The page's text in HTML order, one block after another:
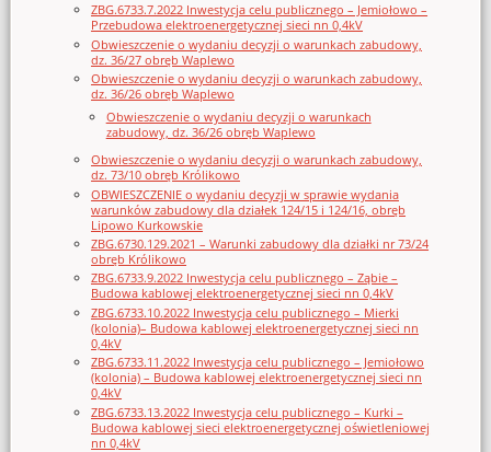
ZBG.6733.7.2022 Inwestycja celu publicznego – Jemiołowo –
Przebudowa elektroenergetycznej sieci nn 0,4kV
Obwieszczenie o wydaniu decyzji o warunkach zabudowy,
dz. 36/27 obręb Waplewo
Obwieszczenie o wydaniu decyzji o warunkach zabudowy,
dz. 36/26 obręb Waplewo
Obwieszczenie o wydaniu decyzji o warunkach
zabudowy, dz. 36/26 obręb Waplewo
Obwieszczenie o wydaniu decyzji o warunkach zabudowy,
dz. 73/10 obręb Królikowo
OBWIESZCZENIE o wydaniu decyzji w sprawie wydania
warunków zabudowy dla działek 124/15 i 124/16, obręb
Lipowo Kurkowskie
ZBG.6730.129.2021 – Warunki zabudowy dla działki nr 73/24
obręb Królikowo
ZBG.6733.9.2022 Inwestycja celu publicznego – Ząbie –
Budowa kablowej elektroenergetycznej sieci nn 0,4kV
ZBG.6733.10.2022 Inwestycja celu publicznego – Mierki
(kolonia)– Budowa kablowej elektroenergetycznej sieci nn
0,4kV
ZBG.6733.11.2022 Inwestycja celu publicznego – Jemiołowo
(kolonia) – Budowa kablowej elektroenergetycznej sieci nn
0,4kV
ZBG.6733.13.2022 Inwestycja celu publicznego – Kurki –
Budowa kablowej sieci elektroenergetycznej oświetleniowej
nn 0,4kV